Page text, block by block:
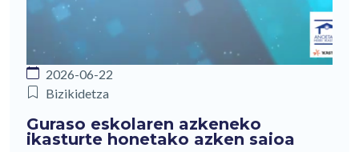
2026-06-22
Bizikidetza
Guraso eskolaren azkeneko
ikasturte honetako azken saioa